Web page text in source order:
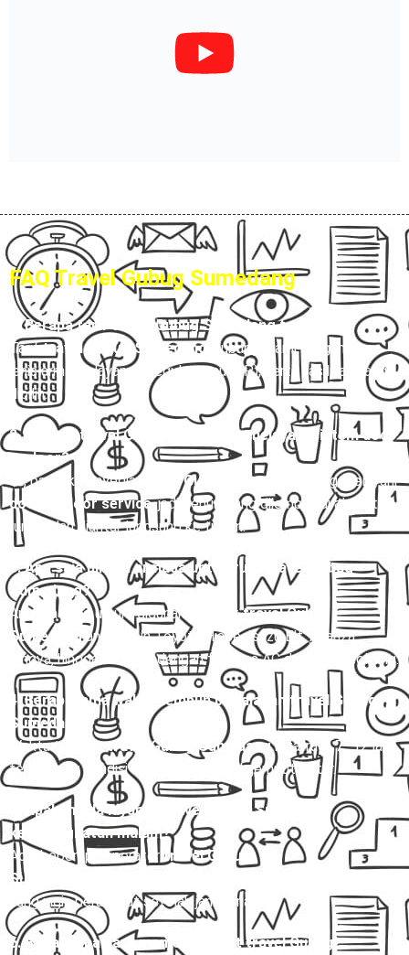
FAQ Travel Gubug Sumedang
1. Berapa tarif travel Gubug Sumedang terbaru?
Tariftravel Gubug Sumedang
Hubungi Kami, tergantung
jenis armada, layanan (reguler atau VIP), serta fasilitas yang
dipilih.
2. Apakah travel Gubug Sumedang melayani sistem door
to door?
Ya, banyak penyediatravel Gubug Sumedang
yang melayani
door to door service, jadi penumpang dijemput di alamat
rumah dan diantar langsung ke tujuan.
3. Apa saja pilihan armada untuk rute travel Gubug
Sumedang?
Armada yang umum digunakan untuktravel Gubug
Sumedangantara lain Toyota Hiace, Isuzu Elf, Avanza,
Innova, hingga bus mini dengan fasilitas AC dan kursi reclining.
4. Berapa lama waktu tempuh perjalanan travel Gubug
Sumedang?
Waktu tempuhtravel Gubug Sumedangrata-rata 7–12 jam,
tergantung kondisi lalu lintas dan titik jemput-antar.
5. Apakah ada layanan travel Gubug Sumedang
keberangkatan malam?
Ada, beberapa operator travel Gubug
Sumedang
yang ingin berangkat setelah jam kerja.
6. Bagaimana cara memesan tiket travel Gubug